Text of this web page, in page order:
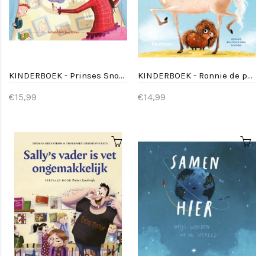
KINDERBOEK - Prinses Snottebelle
€15,99
KINDERBOEK - Ronnie de pony en Aart het paard
€14,99